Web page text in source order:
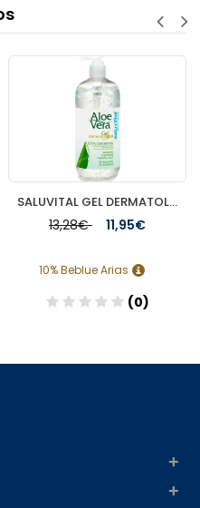
SALUVITAL GEL DERMATOLOGICO ALOE VERA 525 ML
13,28€ 11,95€
10% Beblue Arias
(0)
+
+